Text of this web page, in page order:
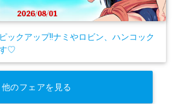
ックアップ!!ナミやロビン、ハンコック
♡
他のフェアを見る